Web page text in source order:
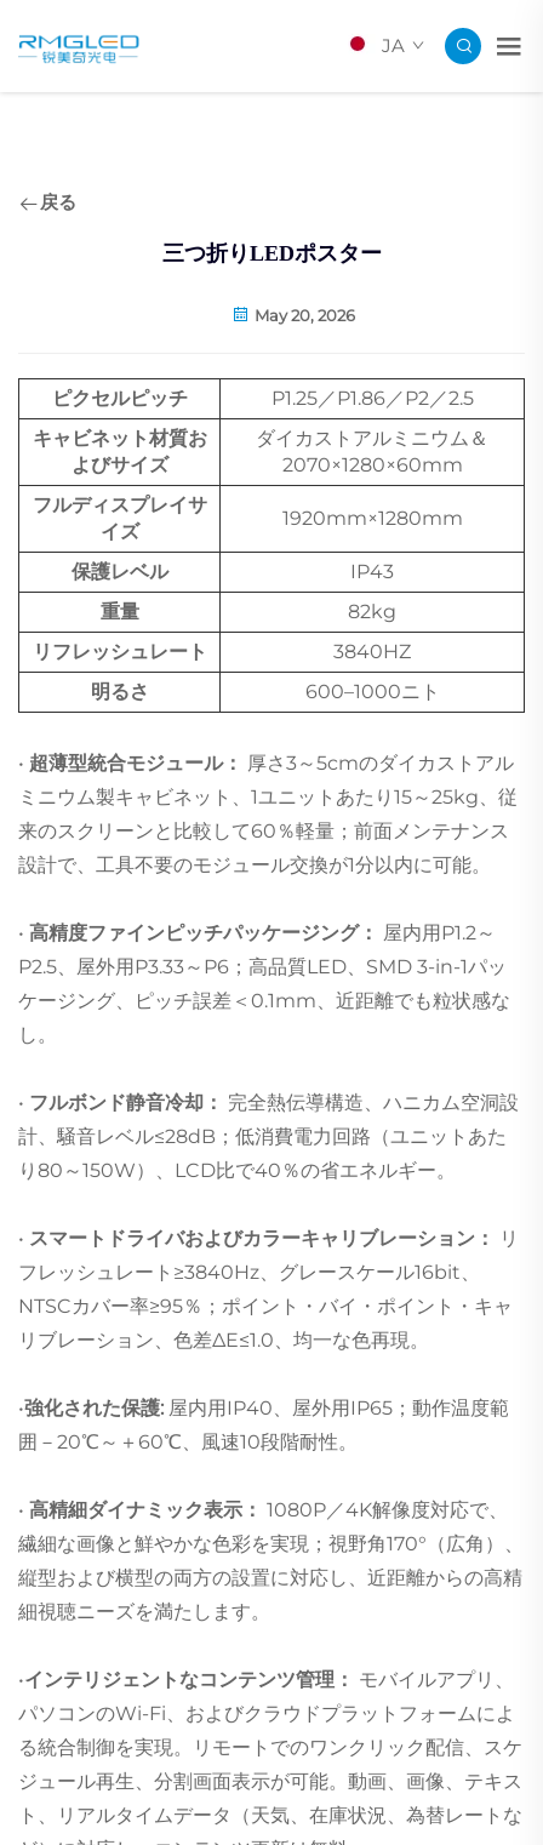
JA
戻る
三つ折りLEDポスター
May 20, 2026
ピクセルピッチ
P1.25／P1.86／P2／2.5
キャビネット材質お
よびサイズ
ダイカストアルミニウム＆
2070×1280×60mm
フルディスプレイサ
イズ
1920mm×1280mm
保護レベル
IP43
重量
82kg
リフレッシュレート
3840HZ
明るさ
600–1000ニト
• 超薄型統合モジュール：
厚さ3～5cmのダイカストアル
ミニウム製キャビネット、1ユニットあたり15～25kg、従
来のスクリーンと比較して60％軽量；前面メンテナンス
設計で、工具不要のモジュール交換が1分以内に可能。
• 高精度ファインピッチパッケージング：
屋内用P1.2～
P2.5、屋外用P3.33～P6；高品質LED、SMD 3-in-1パッ
ケージング、ピッチ誤差＜0.1mm、近距離でも粒状感な
し。
• フルボンド静音冷却： 完全熱伝導構造、ハニカム空洞設
計、騒音レベル≤28dB；低消費電力回路（ユニットあた
り80～150W）、LCD比で40％の省エネルギー。
• スマートドライバおよびカラーキャリブレーション：
リ
フレッシュレート≥3840Hz、グレースケール16bit、
NTSCカバー率≥95％；ポイント・バイ・ポイント・キャ
リブレーション、色差ΔE≤1.0、均一な色再現。
•強化された保護: 屋内用IP40、屋外用IP65；動作温度範
囲－20℃～＋60℃、風速10段階耐性。
• 高精細ダイナミック表示： 1080P／4K解像度対応で、
繊細な画像と鮮やかな色彩を実現；視野角170°（広角）、
縦型および横型の両方の設置に対応し、近距離からの高精
細視聴ニーズを満たします。
•インテリジェントなコンテンツ管理： モバイルアプリ、
パソコンのWi-Fi、およびクラウドプラットフォームによ
る統合制御を実現。リモートでのワンクリック配信、スケ
ジュール再生、分割画面表示が可能。動画、画像、テキス
ト、リアルタイムデータ（天気、在庫状況、為替レートな